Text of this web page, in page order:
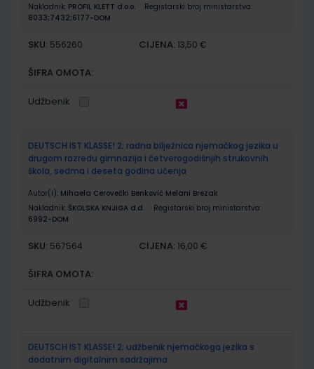
Nakladnik: PROFIL KLETT d.o.o.
Registarski broj ministarstva:
8033;7432;6177-DOM
SKU: 556260 CIJENA: 13,50 €
ŠIFRA OMOTA:
Udžbenik
DEUTSCH IST KLASSE! 2; radna bilježnica njemačkog jezika u
drugom razredu gimnazija i četverogodišnjih strukovnih
škola, sedma i deseta godina učenja
Autor(i): Mihaela Cerovečki Benković Melani Brezak
Nakladnik: ŠKOLSKA KNJIGA d.d.
Registarski broj ministarstva:
6992-DOM
SKU: 567564 CIJENA: 16,00 €
ŠIFRA OMOTA:
Udžbenik
DEUTSCH IST KLASSE! 2; udžbenik njemačkoga jezika s
dodatnim digitalnim sadržajima